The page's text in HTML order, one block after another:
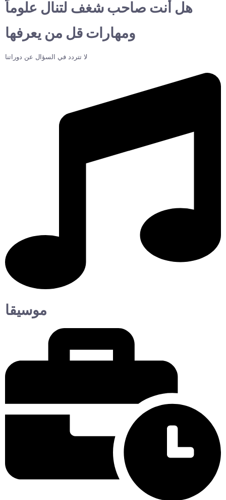
هل أنت صاحب شغف لتنال علوماً
ومهارات قل من يعرفها
لا تتردد في السؤال عن دوراتنا
موسيقا